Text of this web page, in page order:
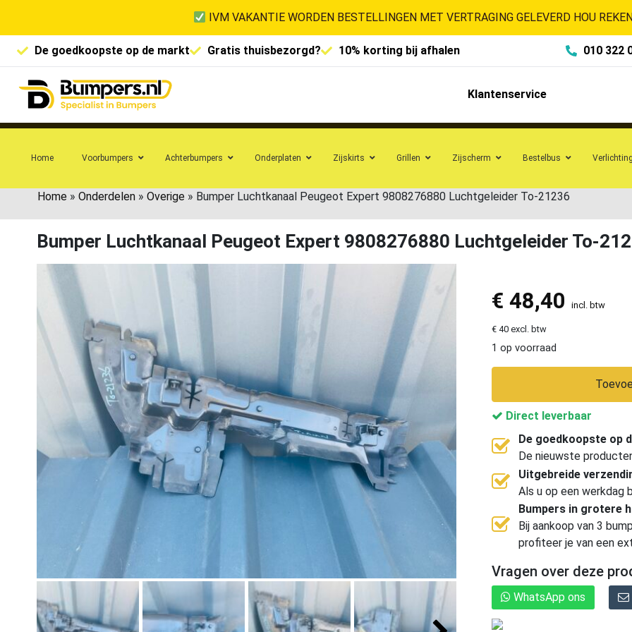
IVM VAKANTIE WORDEN BESTELLINGEN MET VERTRAGING GELEVERD HOU
De goedkoopste op de markt Gratis thuisbezorgd? 10% korting bij afhalen 010 322
Klantenservice
Home Voorbumpers Achterbumpers Onderplaten Zijskirts Grillen Zijscherm Bestelbus
Home » Onderdelen » Overige » Bumper Luchtkanaal Peugeot Expert 9808276880 Luchtgeleider To-21236
Bumper Luchtkanaal Peugeot Expert 9808276880 Luchtgeleider To-
€ 48,40 incl. btw
€ 40 excl. btw
1 op voorraad
Direct leverbaar
De goedkoopste op
De nieuwste
Uitgebreide
Als u op een werkdag
Bumpers in grotere
Bij aankoop van 3
profiteer je van een
Vragen over deze
WhatsApp ons